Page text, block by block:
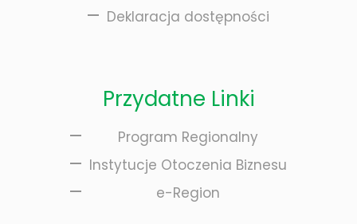
Deklaracja dostępności
Przydatne Linki
Program Regionalny
Instytucje Otoczenia Biznesu
e-Region